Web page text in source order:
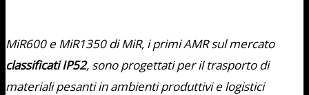
MiR600 e MiR1350 di MiR, i primi AMR sul mercato
classificati IP52, sono progettati per il trasporto di
materiali pesanti in ambienti produttivi e logistici